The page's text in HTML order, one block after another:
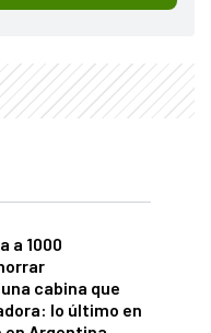
a 1000
cabina que
lo último en